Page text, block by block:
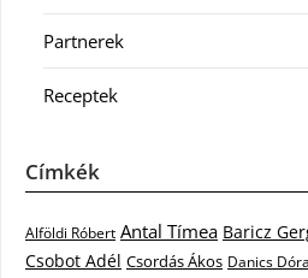
Partnerek
Receptek
Címkék
Alföldi Róbert Antal Tímea Baricz
Csobot Adél Csordás Ákos Danics Dóra